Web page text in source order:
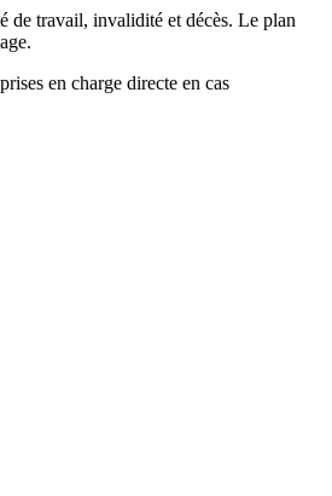
de travail, invalidité et décès. Le plan
en charge directe en cas